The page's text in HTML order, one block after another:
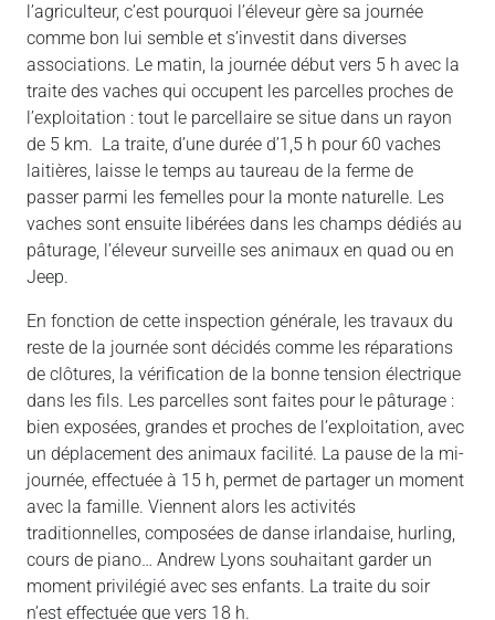
l’agriculteur, c’est pourquoi l’éleveur gère sa journée
comme bon lui semble et s’investit dans diverses
associations. Le matin, la journée début vers 5 h avec la
traite des vaches qui occupent les parcelles proches de
l’exploitation : tout le parcellaire se situe dans un rayon
de 5 km. La traite, d’une durée d’1,5 h pour 60 vaches
laitières, laisse le temps au taureau de la ferme de
passer parmi les femelles pour la monte naturelle. Les
vaches sont ensuite libérées dans les champs dédiés au
pâturage, l’éleveur surveille ses animaux en quad ou en
Jeep.
En fonction de cette inspection générale, les travaux du
reste de la journée sont décidés comme les réparations
de clôtures, la vérification de la bonne tension électrique
dans les fils. Les parcelles sont faites pour le pâturage :
bien exposées, grandes et proches de l’exploitation, avec
un déplacement des animaux facilité. La pause de la mi-
journée, effectuée à 15 h, permet de partager un moment
avec la famille. Viennent alors les activités
traditionnelles, composées de danse irlandaise, hurling,
cours de piano… Andrew Lyons souhaitant garder un
moment privilégié avec ses enfants. La traite du soir
n’est effectuée que vers 18 h.